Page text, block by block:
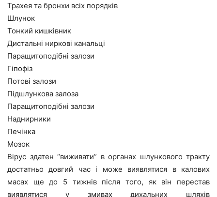
Трахея та бронхи всіх порядків
Шлунок
Тонкий кишківник
Дистальні ниркові канальці
Паращитоподібні залози
Гіпофіз
Потові залози
Підшлункова залоза
Паращитоподібні залози
Наднирники
Печінка
Мозок
Вірус здатен “виживати” в органах шлункового тракту
достатньо довгий час і може виявлятися в калових
масах ще до 5 тижнів після того, як він перестав
виявлятися у змивах дихальних шляхів